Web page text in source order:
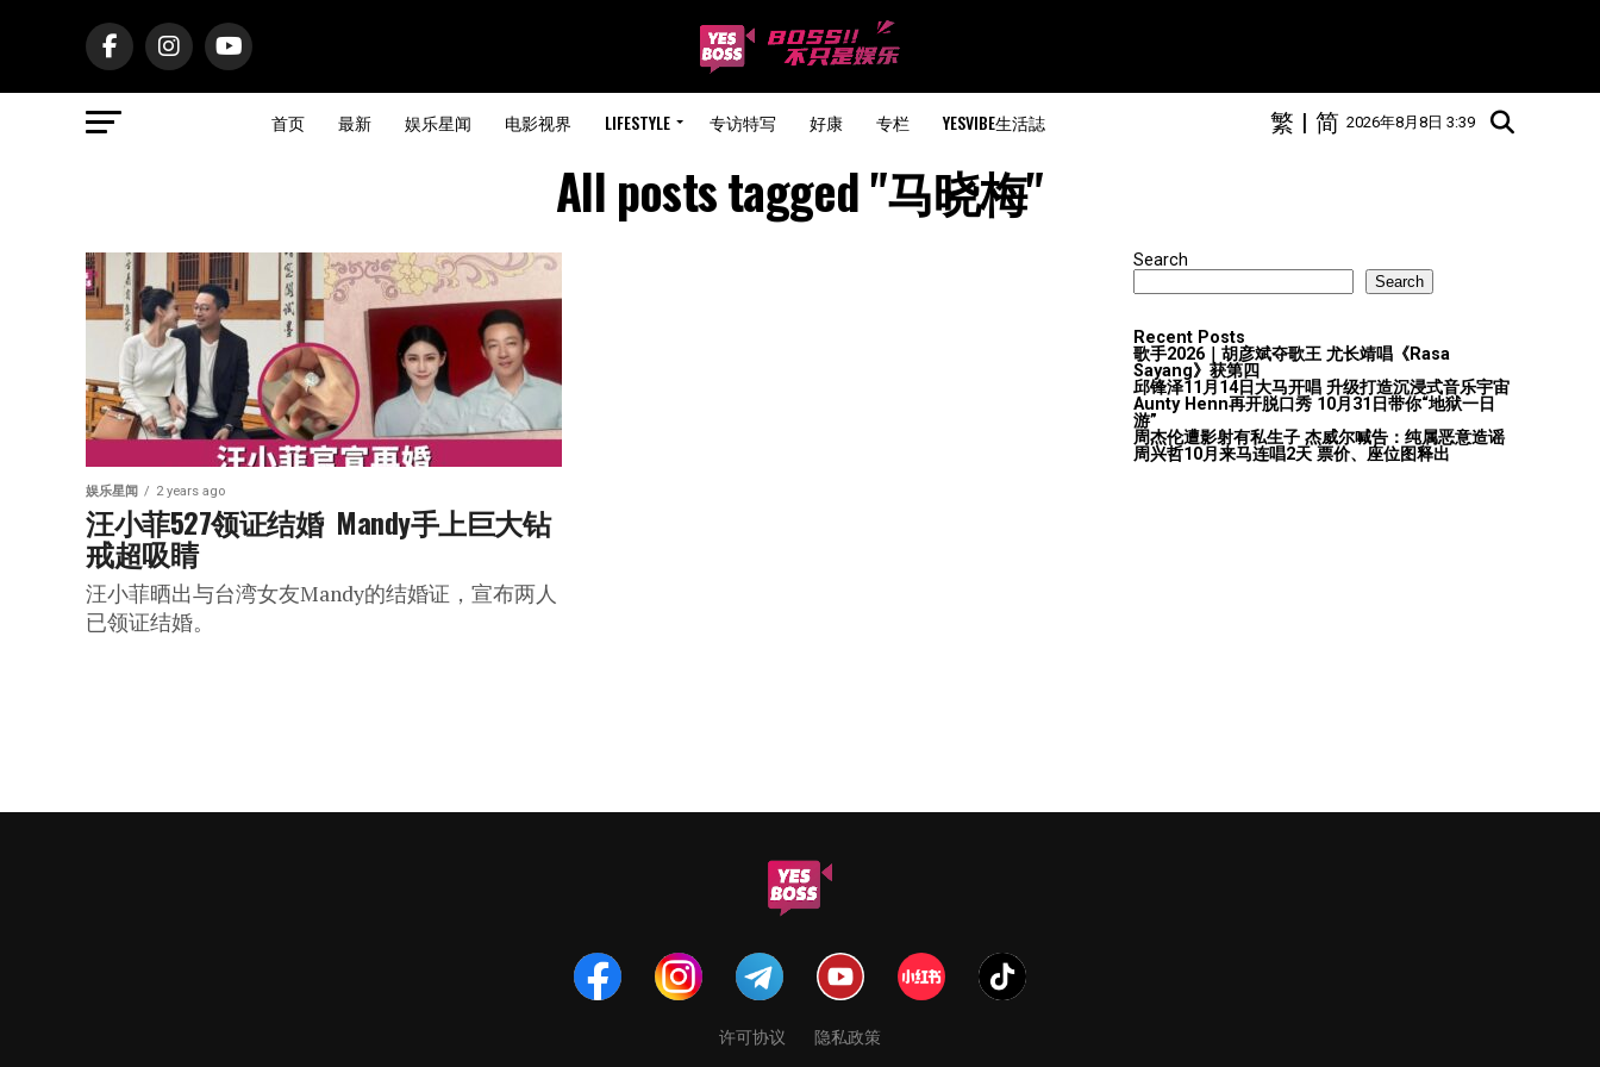
首页 最新 娱乐星闻 电影视界 LIFESTYLE 专访特写 好康 专栏 YESVIBE生活誌 2026年8月8日 3:39
简
|
繁
All posts tagged "马晓梅"
娱乐星闻 2 years ago
汪小菲527领证结婚  Mandy手上巨大钻
戒超吸睛
汪小菲晒出与台湾女友Mandy的结婚证，宣布两人
已领证结婚。
Search
Search
Recent Posts
歌手2026｜胡彦斌夺歌王 尤长靖唱《Rasa
Sayang》获第四
邱锋泽11月14日大马开唱 升级打造沉浸式音乐宇宙
Aunty Henn再开脱口秀 10月31日带你“地狱一日
游”
周杰伦遭影射有私生子 杰威尔喊告：纯属恶意造谣
周兴哲10月来马连唱2天 票价、座位图释出
许可协议 隐私政策